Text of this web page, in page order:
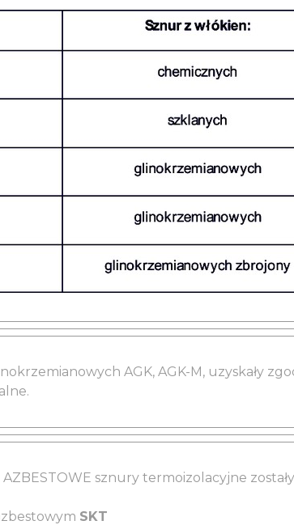
AGK, AGK-M, uzyskały
sznury termoizolacyjne
SKT